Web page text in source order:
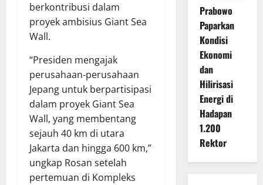
berkontribusi dalam
proyek ambisius Giant Sea
Wall.
“Presiden mengajak
perusahaan-perusahaan
Jepang untuk berpartisipasi
dalam proyek Giant Sea
Wall, yang membentang
sejauh 40 km di utara
Jakarta dan hingga 600 km,”
ungkap Rosan setelah
pertemuan di Kompleks
Prabowo
Paparkan
Kondisi
Ekonomi
dan
Hilirisasi
Energi di
Hadapan
1.200
Rektor